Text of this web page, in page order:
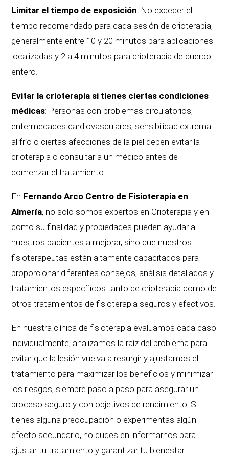
Limitar el tiempo de exposición: No exceder el
tiempo recomendado para cada sesión de crioterapia,
generalmente entre 10 y 20 minutos para aplicaciones
localizadas y 2 a 4 minutos para crioterapia de cuerpo
entero.
Evitar la crioterapia si tienes ciertas condiciones
médicas: Personas con problemas circulatorios,
enfermedades cardiovasculares, sensibilidad extrema
al frío o ciertas afecciones de la piel deben evitar la
crioterapia o consultar a un médico antes de
comenzar el tratamiento.
En Fernando Arco Centro de Fisioterapia en
Almería, no solo somos expertos en Crioterapia y en
como su finalidad y propiedades pueden ayudar a
nuestros pacientes a mejorar, sino que nuestros
fisioterapeutas están altamente capacitados para
proporcionar diferentes consejos, análisis detallados y
tratamientos específicos tanto de crioterapia como de
otros tratamientos de fisioterapia seguros y efectivos.
En nuestra clínica de fisioterapia evaluamos cada caso
individualmente, analizamos la raíz del problema para
evitar que la lesión vuelva a resurgir y ajustamos el
tratamiento para maximizar los beneficios y minimizar
los riesgos, siempre paso a paso para asegurar un
proceso seguro y con objetivos de rendimiento. Si
tienes alguna preocupación o experimentas algún
efecto secundario, no dudes en informarnos para
ajustar tu tratamiento y garantizar tu bienestar.